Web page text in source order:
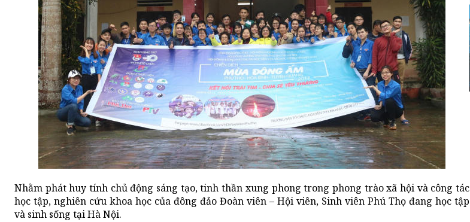
Nhằm phát huy tính chủ động sáng tạo, tinh thần xung phong trong phong trào xã hội và công tác
học tập, nghiên cứu khoa học của đông đảo Đoàn viên – Hội viên, Sinh viên Phú Thọ đang học tập
và sinh sống tại Hà Nội.